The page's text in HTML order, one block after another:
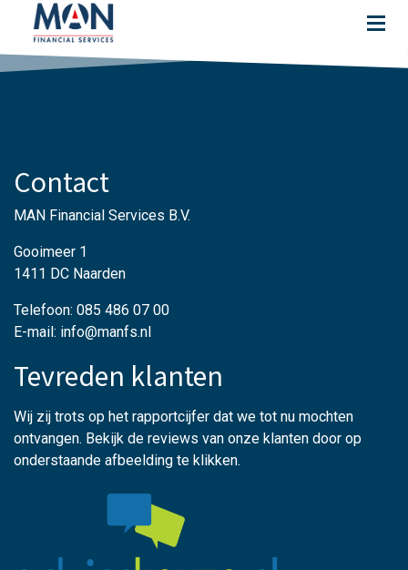
Contact
MAN Financial Services B.V.
Gooimeer 1
1411 DC Naarden
Telefoon: 085 486 07 00
E-mail: info@manfs.nl
Tevreden klanten
Wij zij trots op het rapportcijfer dat we tot nu mochten
ontvangen. Bekijk de reviews van onze klanten door op
onderstaande afbeelding te klikken.